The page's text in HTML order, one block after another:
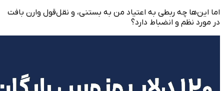
اما این‌ها چه ربطی به اعتیاد من به بستنی، و نقل‌قول وارن بافت
در مورد نظم و انضباط دارد؟